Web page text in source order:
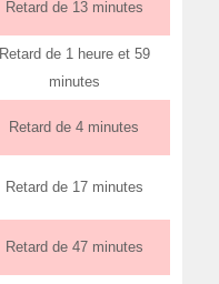
Retard de 13 minutes
Retard de 1 heure et 59
minutes
Retard de 4 minutes
Retard de 17 minutes
Retard de 47 minutes